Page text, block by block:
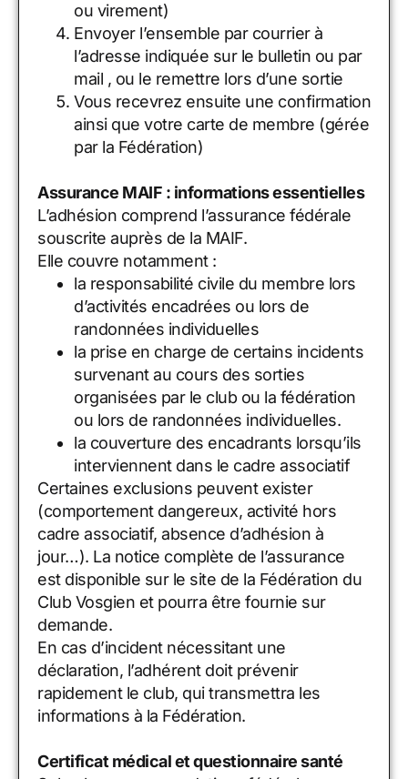
ou virement)
Envoyer l’ensemble par courrier à
l’adresse indiquée sur le bulletin ou par
mail , ou le remettre lors d’une sortie
Vous recevrez ensuite une confirmation
ainsi que votre carte de membre (gérée
par la Fédération)
Assurance MAIF : informations essentielles
L’adhésion comprend l’assurance fédérale
souscrite auprès de la MAIF.
Elle couvre notamment :
la responsabilité civile du membre lors
d’activités encadrées ou lors de
randonnées individuelles
la prise en charge de certains incidents
survenant au cours des sorties
organisées par le club ou la fédération
ou lors de randonnées individuelles.
la couverture des encadrants lorsqu’ils
interviennent dans le cadre associatif
Certaines exclusions peuvent exister
(comportement dangereux, activité hors
cadre associatif, absence d’adhésion à
jour…). La notice complète de l’assurance
est disponible sur le site de la Fédération du
Club Vosgien et pourra être fournie sur
demande.
En cas d’incident nécessitant une
déclaration, l’adhérent doit prévenir
rapidement le club, qui transmettra les
informations à la Fédération.
Certificat médical et questionnaire santé